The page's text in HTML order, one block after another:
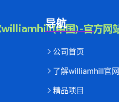
导航
公司首页
了解williamhill官网
精品项目